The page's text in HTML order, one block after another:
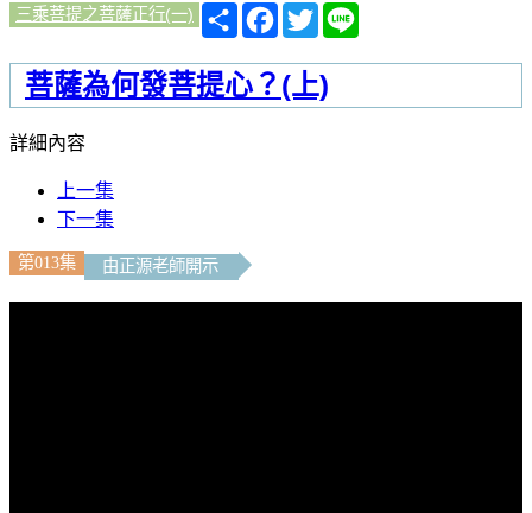
三乘菩提之菩薩正行(一)
分
享
Facebook
Twitter
菩薩為何發菩提心？(上)
詳細內容
上一集
下一集
第013集 由正源老師開示